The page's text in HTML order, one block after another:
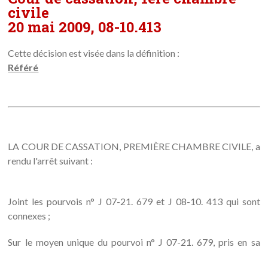
civile
20 mai 2009, 08-10.413
Cette décision est visée dans la définition :
Référé
LA COUR DE CASSATION, PREMIÈRE CHAMBRE CIVILE, a
rendu l'arrêt suivant :
Joint les pourvois n° J 07-21. 679 et J 08-10. 413 qui sont
connexes ;
Sur le moyen unique du pourvoi n° J 07-21. 679, pris en sa